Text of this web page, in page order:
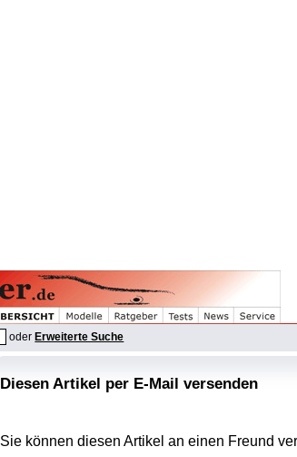
oder Erweiterte Suche
Diesen Artikel per E-Mail versenden
Sie können diesen Artikel an einen Freund